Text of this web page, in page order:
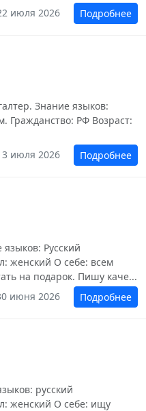
июля 2026
Подробнее
Знание языков:
Гражданство: РФ Возраст:
июля 2026
Подробнее
Русский
женский О себе: всем
на подарок. Пишу каче...
июня 2026
Подробнее
русский
женский О себе: ищу